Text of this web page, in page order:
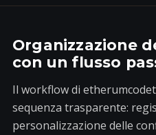
Organizzazione
con un flusso
Il workflow di
sequenza trasparente:
personalizzazione delle